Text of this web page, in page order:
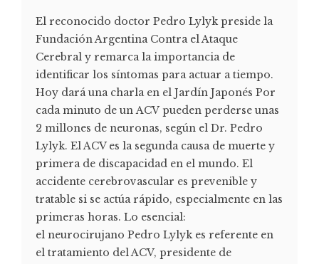
El reconocido doctor Pedro Lylyk preside la
Fundación Argentina Contra el Ataque
Cerebral y remarca la importancia de
identificar los síntomas para actuar a tiempo.
Hoy dará una charla en el Jardín Japonés Por
cada minuto de un ACV pueden perderse unas
2 millones de neuronas, según el Dr. Pedro
Lylyk. El ACV es la segunda causa de muerte y
primera de discapacidad en el mundo. El
accidente cerebrovascular es prevenible y
tratable si se actúa rápido, especialmente en las
primeras horas. Lo esencial:
el neurocirujano Pedro Lylyk es referente en
el tratamiento del ACV, presidente de